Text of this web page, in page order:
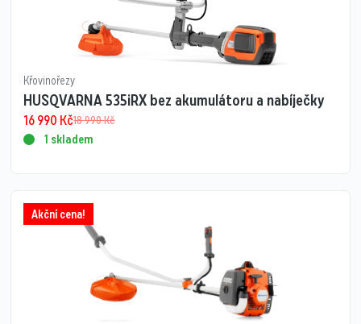
Křovinořezy
HUSQVARNA 535iRX bez akumulátoru a nabíječky
18 990Kč
16 990 Kč
1 skladem
Akční cena!